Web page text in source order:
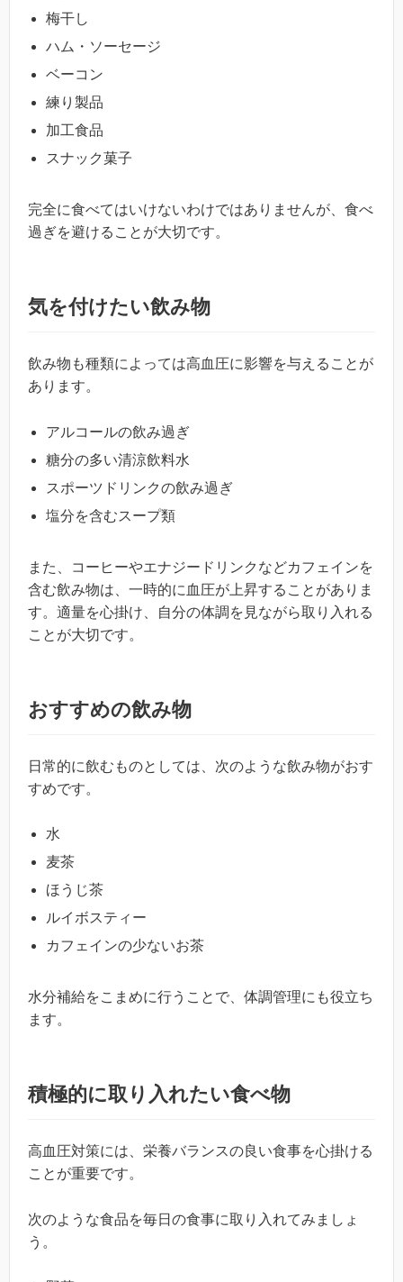
梅干し
ハム・ソーセージ
ベーコン
練り製品
加工食品
スナック菓子
完全に食べてはいけないわけではありませんが、食べ
過ぎを避けることが大切です。
気を付けたい飲み物
飲み物も種類によっては高血圧に影響を与えることが
あります。
アルコールの飲み過ぎ
糖分の多い清涼飲料水
スポーツドリンクの飲み過ぎ
塩分を含むスープ類
また、コーヒーやエナジードリンクなどカフェインを
含む飲み物は、一時的に血圧が上昇することがありま
す。適量を心掛け、自分の体調を見ながら取り入れる
ことが大切です。
おすすめの飲み物
日常的に飲むものとしては、次のような飲み物がおす
すめです。
水
麦茶
ほうじ茶
ルイボスティー
カフェインの少ないお茶
水分補給をこまめに行うことで、体調管理にも役立ち
ます。
積極的に取り入れたい食べ物
高血圧対策には、栄養バランスの良い食事を心掛ける
ことが重要です。
次のような食品を毎日の食事に取り入れてみましょ
う。